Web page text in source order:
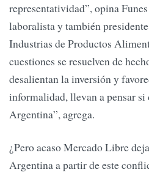
representatividad”, opina
laboralista y también
Industrias de Productos
cuestiones se resuelven de
desalientan la inversión y
informalidad, llevan a pensar
Argentina”, agrega.
¿Pero acaso Mercado Libre
Argentina a partir de este